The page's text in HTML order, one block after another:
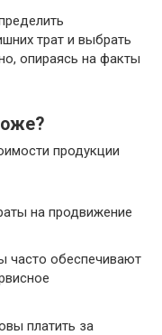
трат и выбрать
опираясь на факты
продукции
на продвижение
часто обеспечивают
платить за